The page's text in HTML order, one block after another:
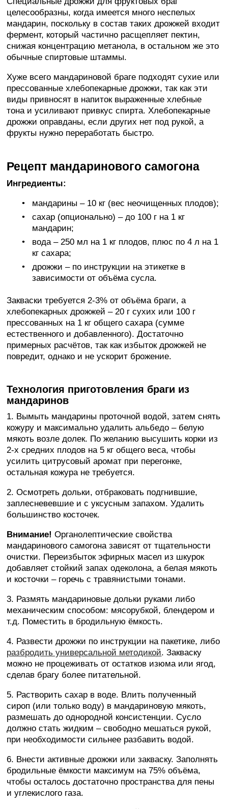
целесообразны, когда имеется много неспелых
мандарин, поскольку в состав таких дрожжей входит
фермент, который частично расщепляет пектин,
снижая концентрацию метанола, в остальном же это
обычные спиртовые штаммы.
Хуже всего мандариновой браге подходят сухие или
прессованные хлебопекарные дрожжи, так как эти
виды привносят в напиток выраженные хлебные
тона и усиливают привкус спирта. Хлебопекарные
дрожжи оправданы, если других нет под рукой, а
фрукты нужно переработать быстро.
Рецепт мандаринового самогона
Ингредиенты:
мандарины – 10 кг (вес неочищенных плодов);
сахар (опционально) – до 100 г на 1 кг
мандарин;
вода – 250 мл на 1 кг плодов, плюс по 4 л на 1
кг сахара;
дрожжи – по инструкции на этикетке в
зависимости от объёма сусла.
Закваски требуется 2-3% от объёма браги, а
хлебопекарных дрожжей – 20 г сухих или 100 г
прессованных на 1 кг общего сахара (сумме
естественного и добавленного). Достаточно
примерных расчётов, так как избыток дрожжей не
повредит, однако и не ускорит брожение.
Технология приготовления браги из
мандаринов
1. Вымыть мандарины проточной водой, затем снять
кожуру и максимально удалить альбедо – белую
мякоть возле долек. По желанию высушить корки из
2-х средних плодов на 5 кг общего веса, чтобы
усилить цитрусовый аромат при перегонке,
остальная кожура не требуется.
2. Осмотреть дольки, отбраковать подгнившие,
заплесневевшие и с уксусным запахом. Удалить
большинство косточек.
Внимание! Органолептические свойства
мандаринового самогона зависят от тщательности
очистки. Переизбыток эфирных масел из шкурок
добавляет стойкий запах одеколона, а белая мякоть
и косточки – горечь с травянистыми тонами.
3. Размять мандариновые дольки руками либо
механическим способом: мясорубкой, блендером и
т.д. Поместить в бродильную ёмкость.
4. Развести дрожжи по инструкции на пакетике, либо
разбродить универсальной методикой. Закваску
можно не процеживать от остатков изюма или ягод,
сделав брагу более питательной.
5. Растворить сахар в воде. Влить полученный
сироп (или только воду) в мандариновую мякоть,
размешать до однородной консистенции. Сусло
должно стать жидким – свободно мешаться рукой,
при необходимости сильнее разбавить водой.
6. Внести активные дрожжи или закваску. Заполнять
бродильные ёмкости максимум на 75% объёма,
чтобы осталось достаточно пространства для пены
и углекислого газа.